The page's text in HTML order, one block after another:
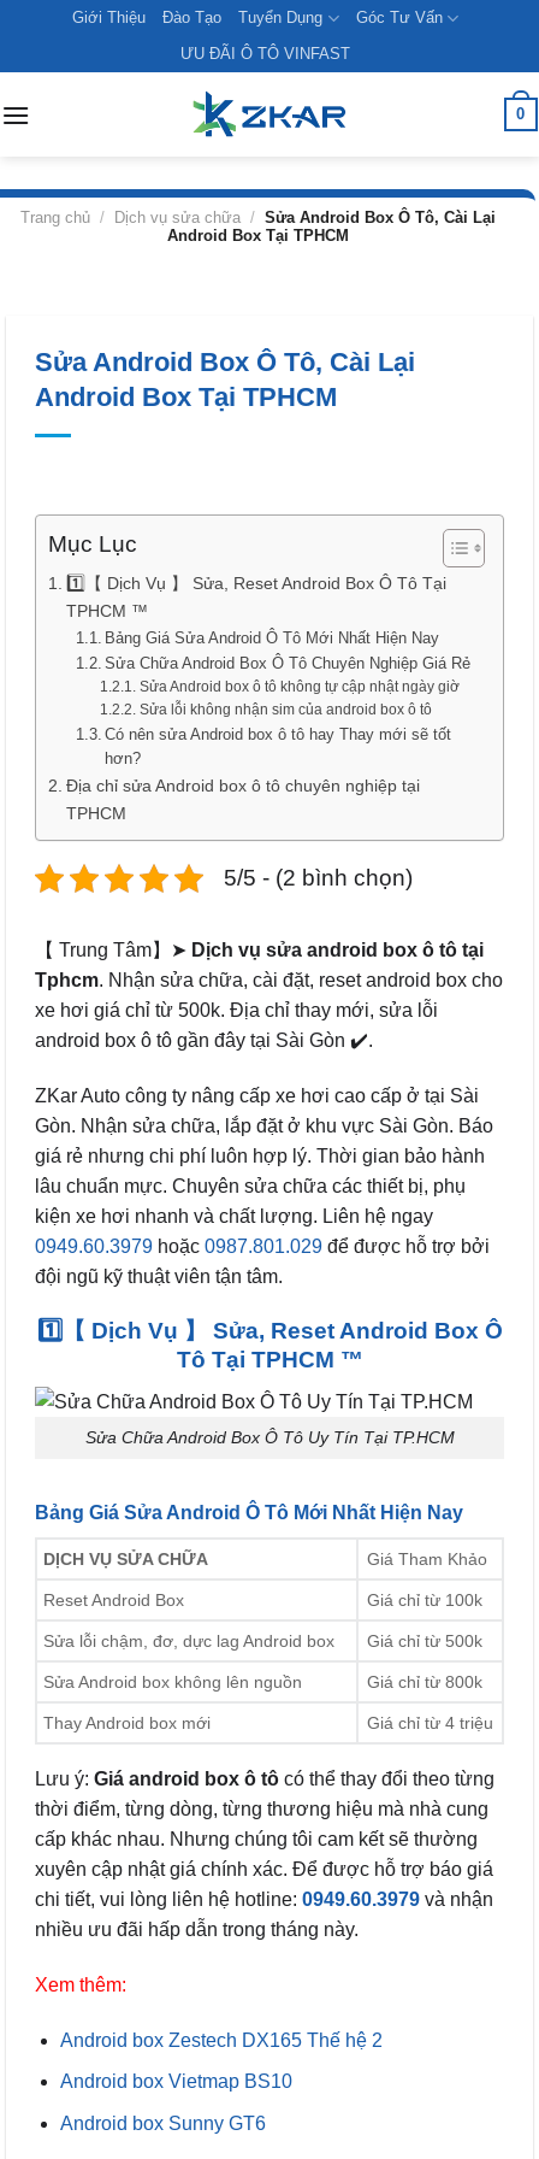
content
Giới Thiệu Đào Tạo Tuyển Dụng
Góc Tư Vấn
ƯU ĐÃI Ô TÔ VINFAST
0
Trang chủ / Dịch vụ sửa chữa / Sửa Android Box Ô Tô, Cài Lại
Android Box Tại TPHCM
Sửa Android Box Ô Tô, Cài Lại
Android Box Tại TPHCM
Mục Lục
1️⃣【 Dịch Vụ 】 Sửa, Reset Android Box Ô Tô Tại
TPHCM ™
Bảng Giá Sửa Android Ô Tô Mới Nhất Hiện Nay
Sửa Chữa Android Box Ô Tô Chuyên Nghiệp Giá Rẻ
Sửa Android box ô tô không tự cập nhật ngày giờ
Sửa lỗi không nhận sim của android box ô tô
Có nên sửa Android box ô tô hay Thay mới sẽ tốt
hơn?
Địa chỉ sửa Android box ô tô chuyên nghiệp tại
TPHCM
5/5 - (2 bình chọn)
【 Trung Tâm】➤ Dịch vụ sửa android box ô tô tại
Tphcm. Nhận sửa chữa, cài đặt, reset android box cho
xe hơi giá chỉ từ 500k. Địa chỉ thay mới, sửa lỗi
android box ô tô gần đây tại Sài Gòn ✔️.
ZKar Auto công ty nâng cấp xe hơi cao cấp ở tại Sài
Gòn. Nhận sửa chữa, lắp đặt ở khu vực Sài Gòn. Báo
giá rẻ nhưng chi phí luôn hợp lý. Thời gian bảo hành
lâu chuẩn mực. Chuyên sửa chữa các thiết bị, phụ
kiện xe hơi nhanh và chất lượng. Liên hệ ngay
0949.60.3979 hoặc 0987.801.029 để được hỗ trợ bởi
đội ngũ kỹ thuật viên tận tâm.
1️⃣【 Dịch Vụ 】 Sửa, Reset Android Box Ô
Tô Tại TPHCM ™
Sửa Chữa Android Box Ô Tô Uy Tín Tại TP.HCM
Bảng Giá Sửa Android Ô Tô Mới Nhất Hiện Nay
DỊCH VỤ SỬA CHỮA Giá Tham Khảo
Reset Android Box Giá chỉ từ 100k
Sửa lỗi chậm, đơ, dực lag Android box Giá chỉ từ 500k
Sửa Android box không lên nguồn Giá chỉ từ 800k
Thay Android box mới Giá chỉ từ 4 triệu
Lưu ý: Giá android box ô tô có thể thay đổi theo từng
thời điểm, từng dòng, từng thương hiệu mà nhà cung
cấp khác nhau. Nhưng chúng tôi cam kết sẽ thường
xuyên cập nhật giá chính xác. Để được hỗ trợ báo giá
chi tiết, vui lòng liên hệ hotline: 0949.60.3979 và nhận
nhiều ưu đãi hấp dẫn trong tháng này.
Xem thêm:
Android box Zestech DX165 Thế hệ 2
Android box Vietmap BS10
Android box Sunny GT6